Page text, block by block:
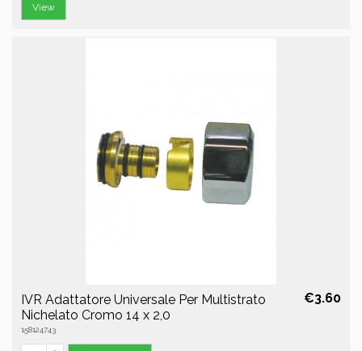
View
IVR Adattatore Universale Per Multistrato
Nichelato Cromo 14 x 2,0
158124743
€3.60